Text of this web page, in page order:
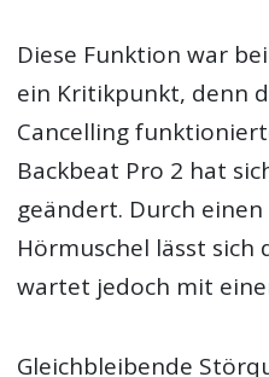
Diese Funktion war
ein Kritikpunkt, denn
Cancelling
Backbeat Pro 2 hat
geändert. Durch
Hörmuschel lässt sich
wartet jedoch mit
Gleichbleibende